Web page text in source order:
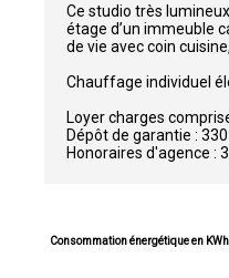
Ce studio très
étage d’un immeuble
de vie avec coin
Chauffage individuel
Loyer charges
Dépôt de garantie :
Honoraires d'agence :
Consommation énergétique en